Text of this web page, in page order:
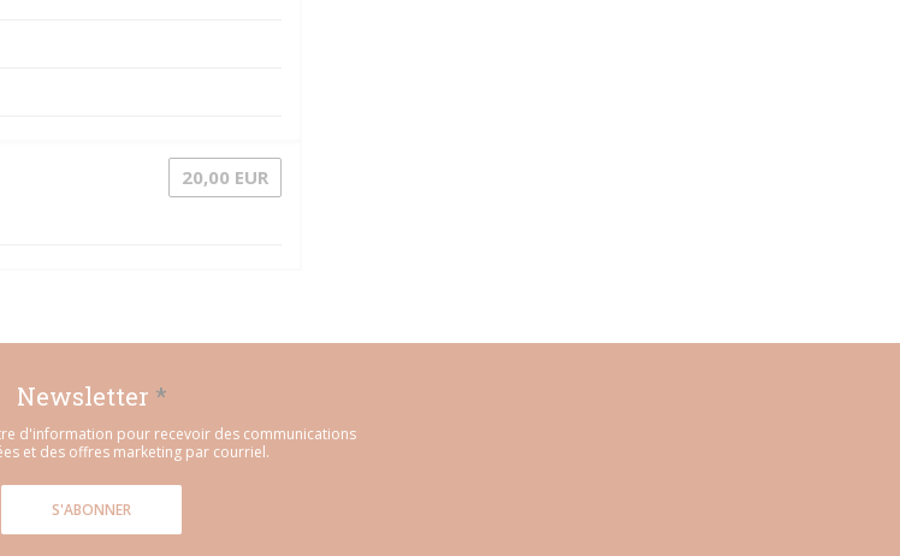
20,00 EUR
Newsletter *
d'information pour recevoir des communications
et des offres marketing par courriel.
S'ABONNER